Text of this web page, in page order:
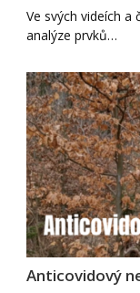
Ve svých videích
analýze prvků…
Anticovidový